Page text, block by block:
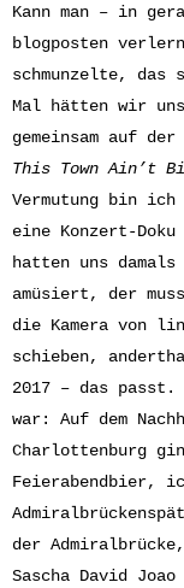
Kann man – in
blogposten
schmunzelte,
Mal hätten wir
gemeinsam auf
This Town Ain’t
Vermutung bin ich
eine Konzert-
hatten uns
amüsiert, der
die Kamera von
schieben,
2017 – das passt.
war: Auf dem
Charlottenburg
Feierabendbier,
der
Sascha David